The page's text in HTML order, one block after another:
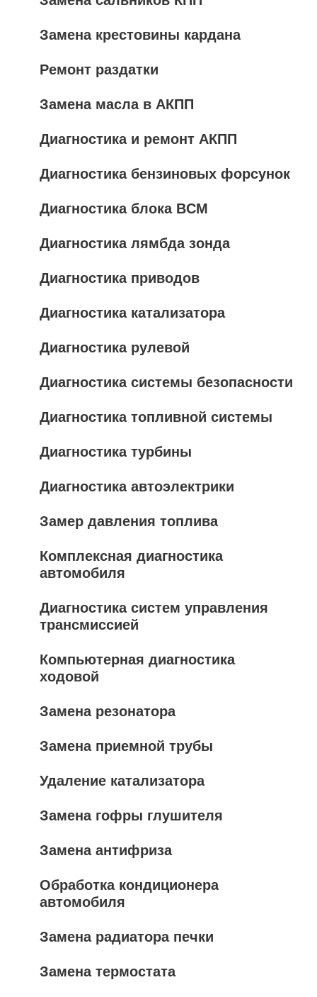
Замена крестовины кардана
Ремонт раздатки
Замена масла в АКПП
Диагностика и ремонт АКПП
Диагностика бензиновых форсунок
Диагностика блока BCM
Диагностика лямбда зонда
Диагностика приводов
Диагностика катализатора
Диагностика рулевой
Диагностика системы безопасности
Диагностика топливной системы
Диагностика турбины
Диагностика автоэлектрики
Замер давления топлива
Комплексная диагностика
автомобиля
Диагностика систем управления
трансмиссией
Компьютерная диагностика
ходовой
Замена резонатора
Замена приемной трубы
Удаление катализатора
Замена гофры глушителя
Замена антифриза
Обработка кондиционера
автомобиля
Замена радиатора печки
Замена термостата